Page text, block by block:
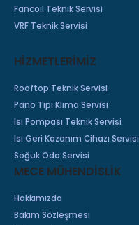
Fancoil Teknik Servisi
VRF Teknik Servisi
HİZMETLERİMİZ
Rooftop Teknik Servisi
Pano Tipi Klima Servisi
Isı Pompası Teknik Servisi
Isı Geri Kazanım Cihazı Servisi
Soğuk Oda Servisi
MECE MÜHENDİSLİK
Hakkımızda
Bakım Sözleşmesi